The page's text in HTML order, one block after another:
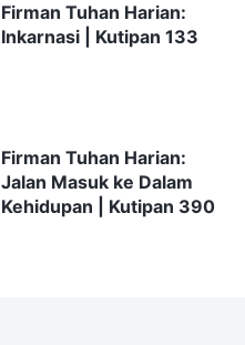
Firman Tuhan Harian:
Inkarnasi | Kutipan 133
Firman Tuhan Harian:
Jalan Masuk ke Dalam
Kehidupan | Kutipan 390